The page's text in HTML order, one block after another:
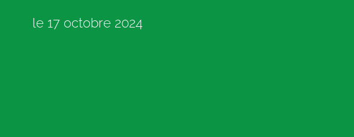
le 17 octobre 2024